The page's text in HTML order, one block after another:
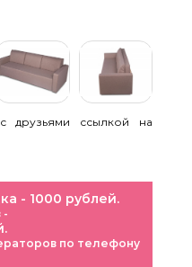
друзьями ссылкой на
- 1000 рублей.
-
по телефону